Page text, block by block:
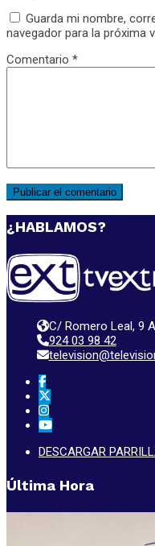
Guarda mi nombre,
navegador para la próxima
Comentario *
¿HABLAMOS?
C/ Romero Leal, 9
924 03 98 42
DESCARGAR
Última Hora